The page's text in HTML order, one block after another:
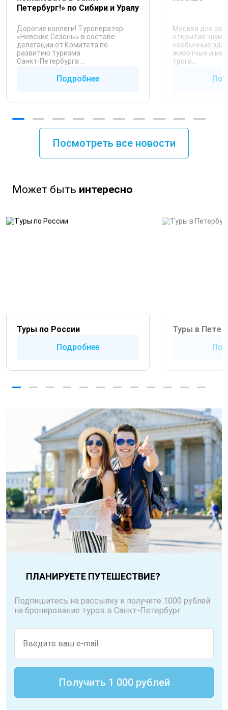
Петербург!» по Сибири и Уралу
Дорогие коллеги! Туроператор
«Невские Сезоны» в составе
делегации от Комитета по
развитию туризма
Санкт‑Петербурга ...
Подробнее
Москва для
открытие: шум,
необычные
животные и
трога...
Посмотреть все новости
Может быть интересно
Туры по России
Подробнее
Туры в
ПЛАНИРУЕТЕ ПУТЕШЕСТВИЕ?
Подпишитесь на рассылку и получите 1000 рублей
на бронирование туров в Санкт-Петербург